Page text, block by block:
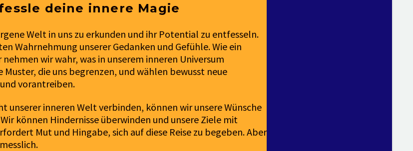
deine innere Magie
Welt in uns zu erkunden und ihr Potential zu entfesseln.
Wahrnehmung unserer Gedanken und Gefühle. Wie ein
wir wahr, was in unserem inneren Universum
Muster, die uns begrenzen, und wählen bewusst neue
vorantreiben.
unserer inneren Welt verbinden, können wir unsere Wünsche
können Hindernisse überwinden und unsere Ziele mit
Mut und Hingabe, sich auf diese Reise zu begeben. Aber